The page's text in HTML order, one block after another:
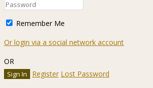
Remember Me
Or login via a social network account
OR
Register Lost Password